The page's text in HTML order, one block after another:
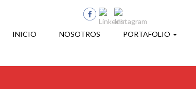
INICIO NOSOTROS PORTAFOLIO